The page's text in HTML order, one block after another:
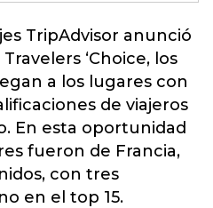
TripAdvisor anunció
‘Choice, los
a los lugares con
de viajeros
En esta oportunidad
fueron de Francia,
con tres
en el top 15.